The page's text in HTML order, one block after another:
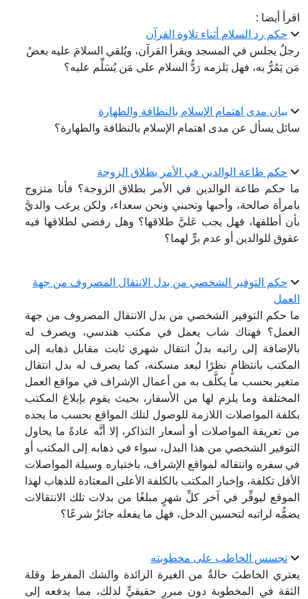
اقرأ أيضا :
حكم رد السلام أثناء تلاوة القرآن
رجلٌ يجلس في المسجد ويقرأ القرآن، ويُلقي السلامَ عليه بعضُ
مَن يَمُرُّ به، فهل يَلزمه رَدُّ السلام على مَن يُسَلِّم عليه؟
بيان مدى اهتمام الإسلام بالنظافة والطهارة
سائل يسأل عن مدى اهتمام الإسلام بالنظافة والطهارة؟
حكم طاعة الوالدين في الأمر بطلاق الزوجة
ما حكم طاعة الوالدين في الأمر بطلاق الزوجة؟ فأنا متزوج
بامرأة صالحة، وأحبها وتحبني ونحن سعداء، ولكن يرغب والديَّ
بأن أطلقها، فهل يجب عَليَّ طلاقها؟ وهل رفضي لطلاقها فيه
عقوق للوالدين أو عدم برٍّ لهما؟
حكم التوفير الشخصي من بدل الانتقال المصروف من جهة
العمل
ما حكم التوفير الشخصي من بدل الانتقال المصروف من جهة
العمل؟ فهناك شاب يعمل في مكتب هندسي، ويصرف له
بالإضافة إلى راتبه بدلُ انتقال شهري ثابت مقابل ذهابه إلى
المكتب بانتظامٍ نظرًا لبعد مسكنه، كما يصرف له بدل انتقال
متغير بحسب ما يكلَّف به من أعمال الإشراف في مواقع العمل
المختلفة وما يلزم لها من الأسفار، بحيث يقوم بإبلاغ المكتب
بكلفة المواصلات اللازمة للوصول لتلك المواقع بحسب ما يجده
من تعريفة المواصلات أو أسعار التذاكر، إلا أنَّه عادةً ما يحاول
التوفير الشخصي من هذا البدل، سواء في ذهابه إلى المكتب أو
في سفره وانتقاله لمواقع الإشراف، باختياره وسيلة المواصلات
الأقل تكلفة، وإخبار المكتب بالكلفة الأعلى المعتادة للذهاب لهذا
الموقع ليوفِّر في آخر كلِّ شهرٍ مبلغًا من بدلات تلك الانتقالات
يضمُّه لراتبه لتحسين الدخل، فهل ما يفعله جائزٌ شرعًا؟
تجسس الخاطب على مخطوبته
يعتري الخاطبَ حالةٌ من الغيرة الزائدة والشك المفرط وقلة
الثقة في المخطوبة دون مبررٍ حقيقيٍّ لذلك، مما يدفعه إلى